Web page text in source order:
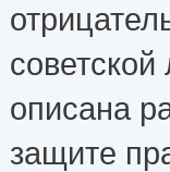
описана
защите